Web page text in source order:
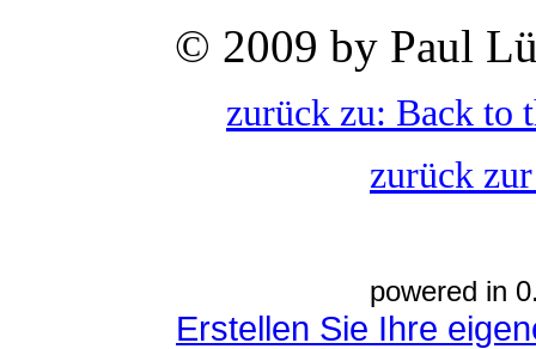
© 2009 by Paul
zurück zu: Back to
zurück
powered in
Erstellen Sie Ihre